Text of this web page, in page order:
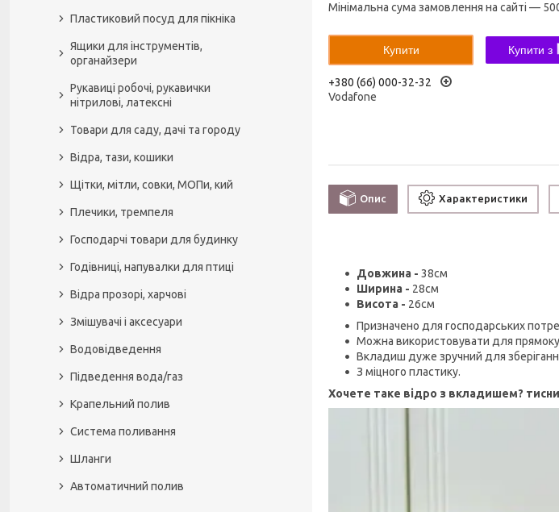
Мінімальна сума замовлення на сайті —
Купити Купити з
+380 (66) 000-32-32
Vodafone
Опис Характеристики
Довжина - 38см
Ширина - 28см
Висота - 26см
Призначено для господарських
Можна використовувати для
Вкладиш дуже зручний для
З міцного пластику.
Хочете таке відро з вкладишем?
Пластиковий посуд для пікніка
Ящики для інструментів,
органайзери
Рукавиці робочі, рукавички
нітрилові, латексні
Товари для саду, дачі та городу
Відра, тази, кошики
Щітки, мітли, совки, МОПи, кий
Плечики, тремпеля
Господарчі товари для будинку
Годівниці, напувалки для птиці
Відра прозорі, харчові
Змішувачі і аксесуари
Водовідведення
Підведення вода/газ
Крапельний полив
Система поливання
Шланги
Автоматичний полив